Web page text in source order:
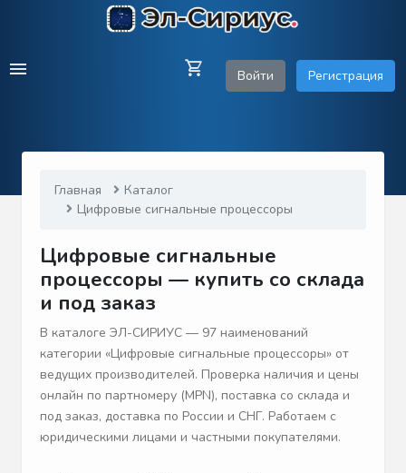
Войти Регистрация
Главная
Каталог
Цифровые сигнальные процессоры
Цифровые сигнальные
процессоры — купить со склада
и под заказ
В каталоге ЭЛ-СИРИУС — 97 наименований
категории «Цифровые сигнальные процессоры» от
ведущих производителей. Проверка наличия и цены
онлайн по партномеру (MPN), поставка со склада и
под заказ, доставка по России и СНГ. Работаем с
юридическими лицами и частными покупателями.